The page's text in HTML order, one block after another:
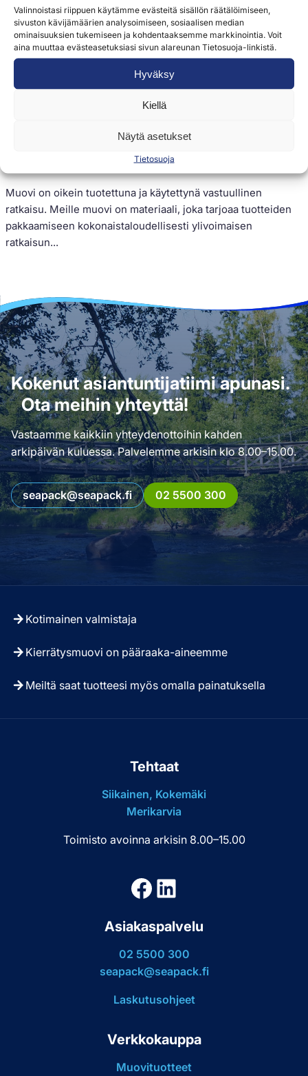
Valinnoistasi riippuen käytämme evästeitä sisällön räätälöimiseen,
sivuston kävijämäärien analysoimiseen, sosiaalisen median
ominaisuuksien tukemiseen ja kohdentaaksemme markkinointia. Voit
aina muuttaa evästeasetuksiasi sivun alareunan Tietosuoja-linkistä.
Hyväksy
Kiellä
Näytä asetukset
Tietosuoja
Kiertotalous osana Seapackin toimintaa
Muovi on oikein tuotettuna ja käytettynä vastuullinen
ratkaisu. Meille muovi on materiaali, joka tarjoaa tuotteiden
pakkaamiseen kokonaistaloudellisesti ylivoimaisen
ratkaisun...
Kokenut asiantuntijatiimi apunasi.
Ota meihin yhteyttä!
Vastaamme kaikkiin yhteydenottoihin kahden
arkipäivän kuluessa. Palvelemme arkisin klo 8.00–15.00.
seapack@seapack.fi 02 5500 300
Kotimainen valmistaja
Kierrätysmuovi on pääraaka-aineemme
Meiltä saat tuotteesi myös omalla painatuksella
Tehtaat
Siikainen, Kokemäki
Merikarvia
Toimisto avoinna arkisin 8.00–15.00
Facebook
LinkedIn
Asiakaspalvelu
02 5500 300
seapack@seapack.fi
Laskutusohjeet
Verkkokauppa
Muovituotteet